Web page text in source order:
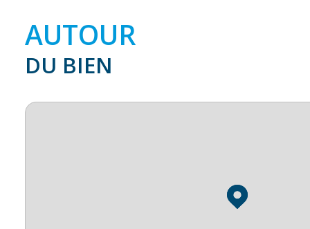
AUTOUR
DU BIEN